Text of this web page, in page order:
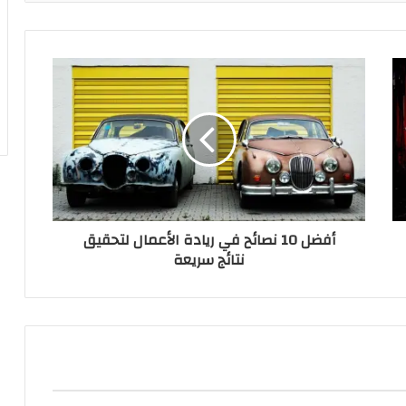
أفضل 10 نصائح في ريادة الأعمال لتحقيق
نتائج سريعة